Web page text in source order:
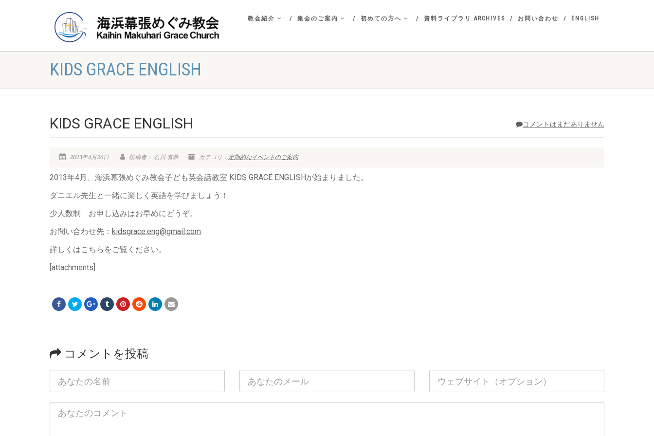
教会紹介 集会のご案内 初めての方へ 資料ライブラリ ARCHIVES お問い合わせ ENGLISH
KIDS GRACE ENGLISH
コメントはまだありません
KIDS GRACE ENGLISH
2013年4月26日 投稿者： 石川 有希 カテゴリ： 定期的なイベントのご案内
2013年4月、海浜幕張めぐみ教会子ども英会話教室 KIDS GRACE ENGLISHが始まりました。
ダニエル先生と一緒に楽しく英語を学びましょう！
少人数制 お申し込みはお早めにどうぞ。
お問い合わせ先： kidsgrace.eng@gmail.com
詳しくはこちらをご覧ください。
[attachments]
コメントを投稿